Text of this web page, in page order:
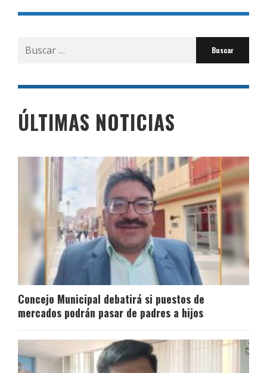
Buscar
por:
ÚLTIMAS NOTICIAS
Concejo Municipal debatirá si puestos de
mercados podrán pasar de padres a hijos